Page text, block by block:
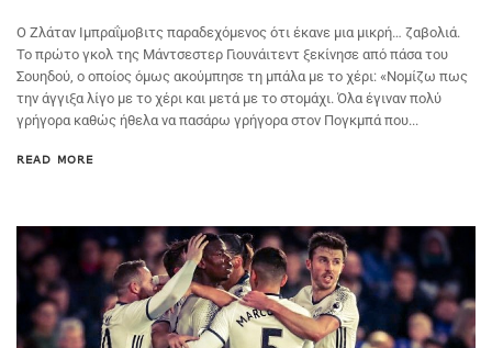
Ο Ζλάταν Ιμπραΐμοβιτς παραδεχόμενος ότι έκανε μια μικρή… ζαβολιά.
Το πρώτο γκολ της Μάντσεστερ Γιουνάιτεντ ξεκίνησε από πάσα του
Σουηδού, ο οποίος όμως ακούμπησε τη μπάλα με το χέρι: «Νομίζω πως
την άγγιξα λίγο με το χέρι και μετά με το στομάχι. Όλα έγιναν πολύ
γρήγορα καθώς ήθελα να πασάρω γρήγορα στον Πογκμπά που...
READ MORE